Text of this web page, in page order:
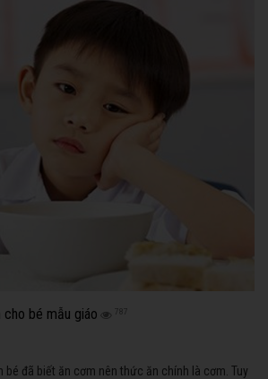
bé mẫu giáo 787
bé đã biết ăn cơm nên thức ăn chính là cơm. Tuy